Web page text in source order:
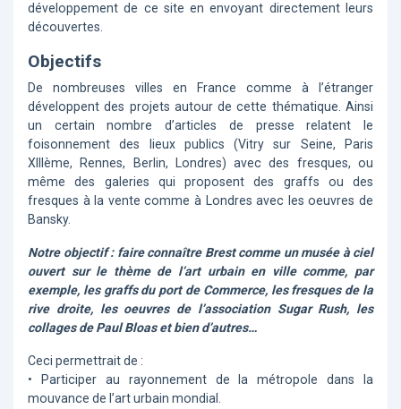
développement de ce site en envoyant directement leurs
découvertes.
Objectifs
De nombreuses villes en France comme à l’étranger
développent des projets autour de cette thématique. Ainsi
un certain nombre d’articles de presse relatent le
foisonnement des lieux publics (Vitry sur Seine, Paris
XIIIème, Rennes, Berlin, Londres) avec des fresques, ou
même des galeries qui proposent des graffs ou des
fresques à la vente comme à Londres avec les oeuvres de
Bansky.
Notre objectif : faire connaître Brest comme un musée à ciel
ouvert sur le thème de l’art urbain en ville comme, par
exemple, les graffs du port de Commerce, les fresques de la
rive droite, les oeuvres de l’association Sugar Rush, les
collages de Paul Bloas et bien d’autres…
Ceci permettrait de :
• Participer au rayonnement de la métropole dans la
mouvance de l’art urbain mondial.